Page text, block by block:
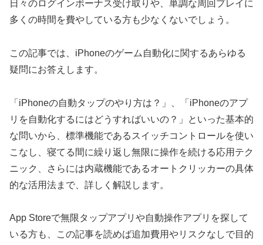
日々のログインボーナス受け取りや、単調な周回プレイに
多くの時間を費やしている方も少なくないでしょう。
この記事では、iPhoneのゲーム自動化に関するあらゆる
疑問にお答えします。
「iPhoneの自動タップのやり方は？」、「iPhoneのアプ
リを自動化するにはどうすればいいの？」といった基本的
な問いから、標準機能であるスイッチコントロールを使い
こなし、寝てる間に繰り返し無限に操作を続ける応用テク
ニック、さらには内蔵機能であるオートクリッカーの具体
的な活用法まで、詳しく解説します。
App Storeで無限タップアプリや自動操作アプリを探して
いる方も、この記事を読めば追加費用やリスクなしで目的